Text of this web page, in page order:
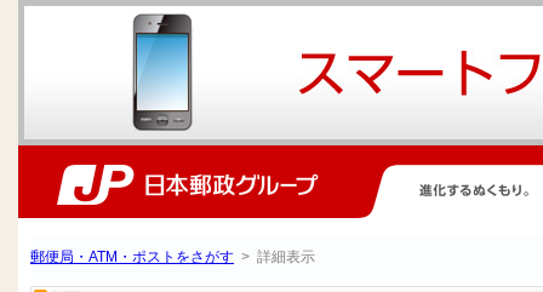
郵便局・ATM・ポストをさがす > 詳細表示